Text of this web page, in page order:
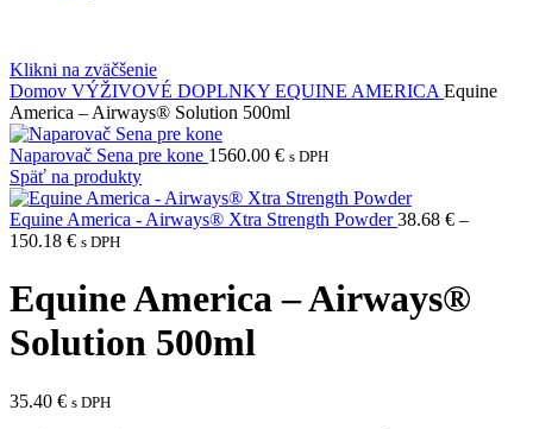
Klikni na zväčšenie
Domov VÝŽIVOVÉ DOPLNKY EQUINE AMERICA Equine
America – Airways® Solution 500ml
Naparovač Sena pre kone 1560.00 € s DPH
Späť na produkty
Equine America - Airways® Xtra Strength Powder38.68 € –
150.18 € s DPH
Equine America – Airways®
Solution 500ml
35.40 € s DPH